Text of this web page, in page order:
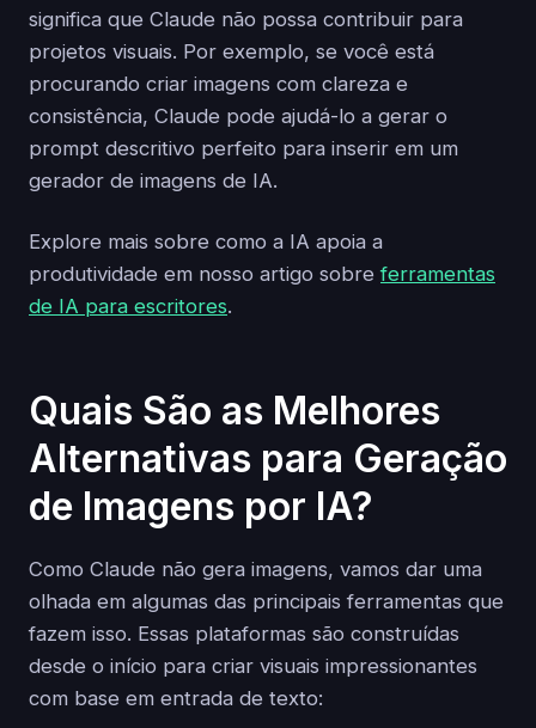
significa que Claude não possa contribuir para
projetos visuais. Por exemplo, se você está
procurando criar imagens com clareza e
consistência, Claude pode ajudá-lo a gerar o
prompt descritivo perfeito para inserir em um
gerador de imagens de IA.
Explore mais sobre como a IA apoia a
produtividade em nosso artigo sobreferramentas
de IA para escritores.
Quais São as Melhores
Alternativas para Geração
de Imagens por IA?
Como Claude não gera imagens, vamos dar uma
olhada em algumas das principais ferramentas que
fazem isso. Essas plataformas são construídas
desde o início para criar visuais impressionantes
com base em entrada de texto: